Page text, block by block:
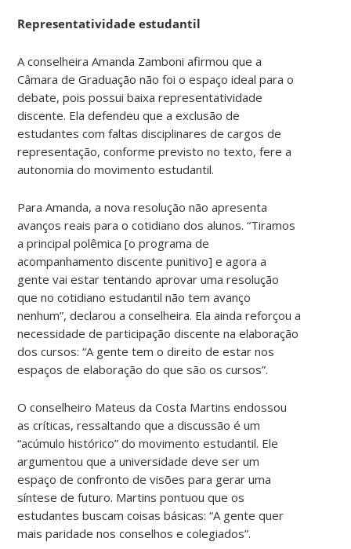
Representatividade estudantil
A conselheira Amanda Zamboni afirmou que a
Câmara de Graduação não foi o espaço ideal para o
debate, pois possui baixa representatividade
discente. Ela defendeu que a exclusão de
estudantes com faltas disciplinares de cargos de
representação, conforme previsto no texto, fere a
autonomia do movimento estudantil.
Para Amanda, a nova resolução não apresenta
avanços reais para o cotidiano dos alunos. “Tiramos
a principal polêmica [o programa de
acompanhamento discente punitivo] e agora a
gente vai estar tentando aprovar uma resolução
que no cotidiano estudantil não tem avanço
nenhum”, declarou a conselheira. Ela ainda reforçou a
necessidade de participação discente na elaboração
dos cursos: “A gente tem o direito de estar nos
espaços de elaboração do que são os cursos”.
O conselheiro Mateus da Costa Martins endossou
as críticas, ressaltando que a discussão é um
“acúmulo histórico” do movimento estudantil. Ele
argumentou que a universidade deve ser um
espaço de confronto de visões para gerar uma
síntese de futuro. Martins pontuou que os
estudantes buscam coisas básicas: “A gente quer
mais paridade nos conselhos e colegiados”.